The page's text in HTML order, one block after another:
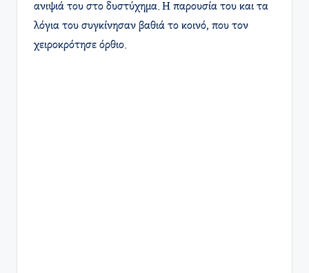
ανιψιά του στο δυστύχημα. Η παρουσία του και τα
λόγια του συγκίνησαν βαθιά το κοινό, που τον
χειροκρότησε όρθιο.